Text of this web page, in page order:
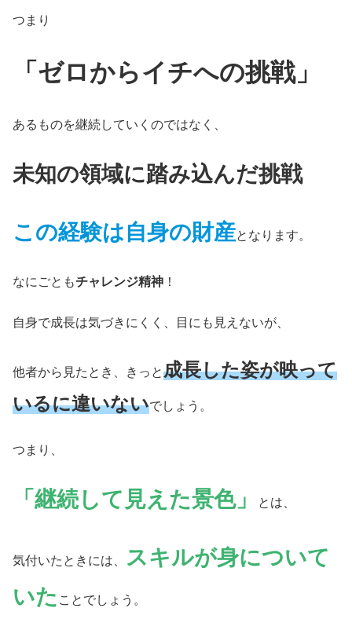
つまり
「ゼロからイチへの挑戦」
あるものを継続していくのではなく、
未知の領域に踏み込んだ挑戦
この経験は自身の財産となります。
なにごともチャレンジ精神 ！
自身で成長は気づきにくく、目にも見えないが、
他者から見たとき、きっと成長した姿が映って
いるに違いないでしょう。
つまり、
「継続して見えた景色」 とは、
気付いたときには、 スキルが身について
いた ことでしょう。